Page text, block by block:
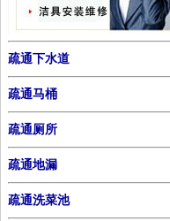
疏通下水道
疏通马桶
疏通厕所
疏通地漏
疏通洗菜池